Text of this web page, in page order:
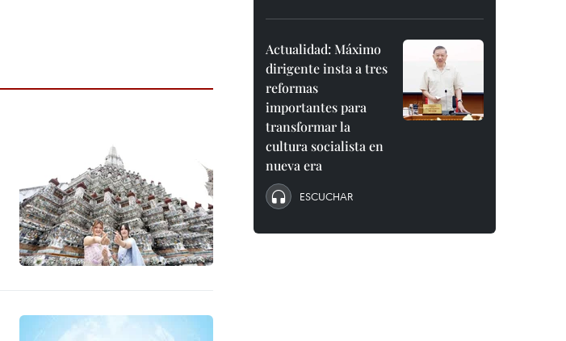
Actualidad: Máximo
dirigente insta a tres
reformas
importantes para
transformar la
cultura socialista en
nueva era
ESCUCHAR